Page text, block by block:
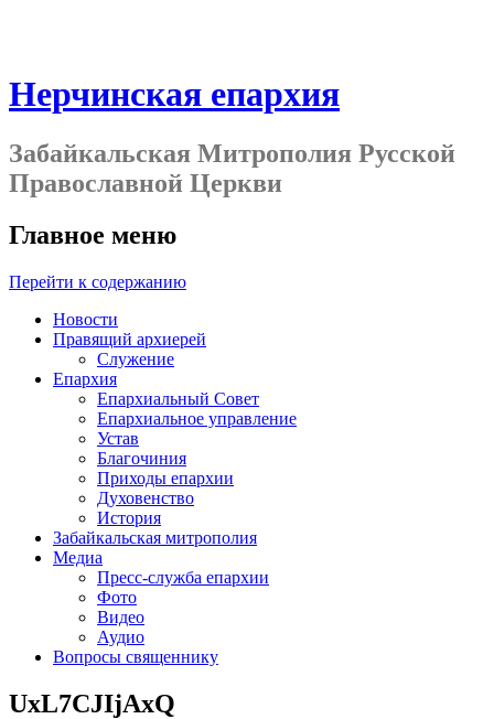
Нерчинская епархия
Забайкальская Митрополия Русской
Православной Церкви
Главное меню
Перейти к содержанию
Новости
Правящий архиерей
Служение
Епархия
Епархиальный Совет
Епархиальное управление
Устав
Благочиния
Приходы епархии
Духовенство
История
Забайкальская митрополия
Медиа
Пресс-служба епархии
Фото
Видео
Аудио
Вопросы священнику
UxL7CJIjAxQ